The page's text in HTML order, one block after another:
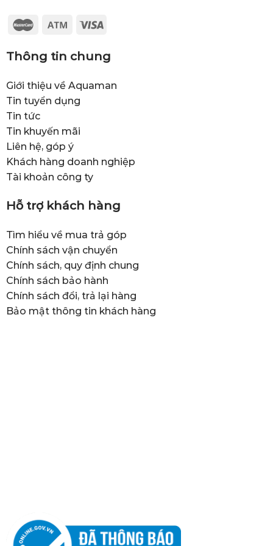
Thông tin chung
Giới thiệu về Aquaman
Tin tuyển dụng
Tin tức
Tin khuyến mãi
Liên hệ, góp ý
Khách hàng doanh nghiệp
Tài khoản công ty
Hỗ trợ khách hàng
Tìm hiểu về mua trả góp
Chính sách vận chuyển
Chính sách, quy định chung
Chính sách bảo hành
Chính sách đổi, trả lại hàng
Bảo mật thông tin khách hàng